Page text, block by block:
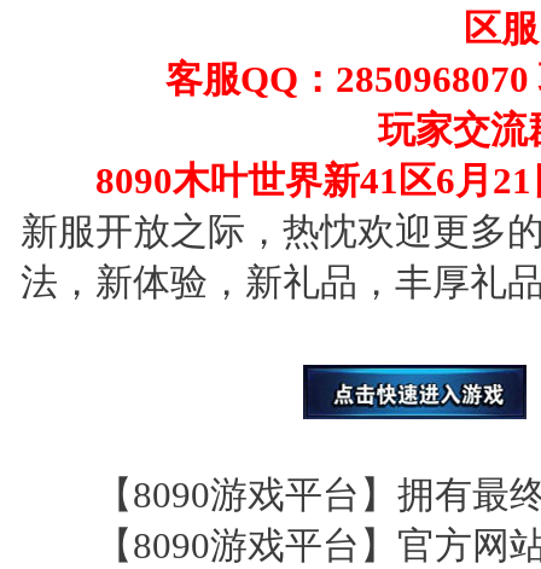
区服
客服QQ：2850968070
玩家交流
8090木叶世界新41区6月21
新服开放之际，热忱欢迎更多
法，新体验，新礼品，丰厚礼
【8090游戏平台】拥有最
【8090游戏平台】官方网